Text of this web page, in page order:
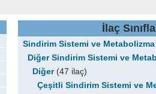
İlaç
Sindirim Sistemi ve Metabolizma
Diğer Sindirim Sistemi ve
Diğer(47 ilaç)
Çeşitli Sindirim Sistemi ve